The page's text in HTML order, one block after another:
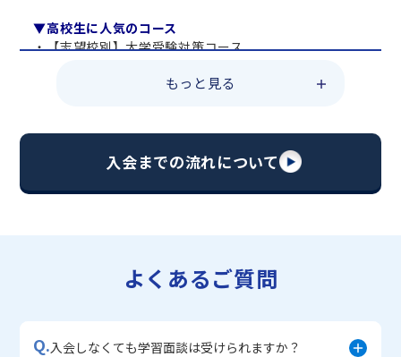
▼高校生に人気のコース
・【志望校別】大学受験対策コース
・総合型選抜直前対策コース
・【志望校別】公立・私立高校受験対策コース
・宿題サポートコース
・学習習慣定着コース
もっと見る
入会までの流れについて
よくあるご質問
Q.入会しなくても学習面談は受けられますか？